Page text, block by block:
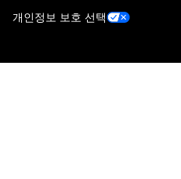
개인정보 보호 선택